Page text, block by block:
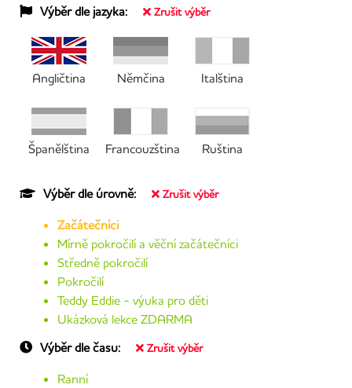
Výběr dle jazyka: Zrušit výběr
Angličtina Němčina Italština
Španělština Francouzština Ruština
Výběr dle úrovně: Zrušit výběr
Začátečníci
Mírně pokročilí a věční začátečníci
Středně pokročilí
Pokročilí
Teddy Eddie - výuka pro děti
Ukázková lekce ZDARMA
Výběr dle času:
Zrušit výběr
Ranní